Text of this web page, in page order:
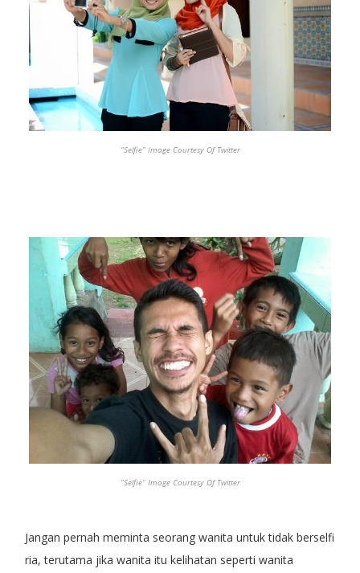
"Selfie" Image Courtesy Of Twitter
"Selfie" Image Courtesy Of Twitter
Jangan pernah meminta seorang wanita untuk tidak berselfi
ria, terutama jika wanita itu kelihatan seperti wanita